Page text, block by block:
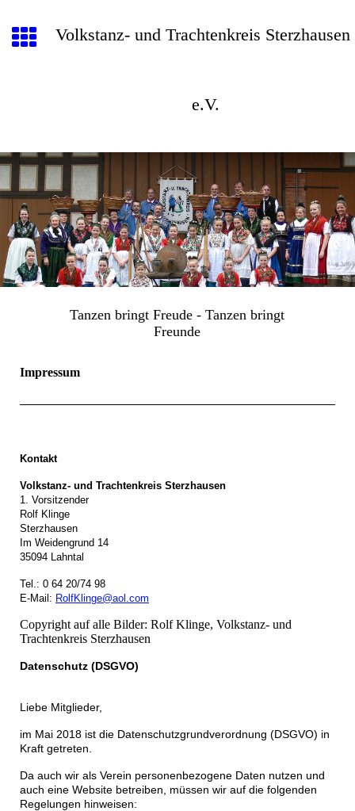
Volkstanz- und Trachtenkreis Sterzhausen
e.V.
Tanzen bringt Freude - Tanzen bringt
Freunde
Impressum
Kontakt
Volkstanz- und Trachtenkreis Sterzhausen
1. Vorsitzender
Rolf Klinge
Sterzhausen
Im Weidengrund 14
35094 Lahntal
Tel.: 0 64 20/74 98
E-Mail: RolfKlinge@aol.com
Copyright auf alle Bilder: Rolf Klinge, Volkstanz- und
Trachtenkreis Sterzhausen
Datenschutz (DSGVO)
Liebe Mitglieder,
im Mai 2018 ist die Datenschutzgrundverordnung (DSGVO) in
Kraft getreten.
Da auch wir als Verein personenbezogene Daten nutzen und
auch eine Website betreiben, müssen wir auf die folgenden
Regelungen hinweisen: